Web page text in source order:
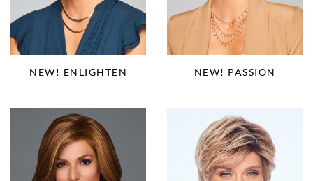
NEW! ENLIGHTEN NEW! PASSION